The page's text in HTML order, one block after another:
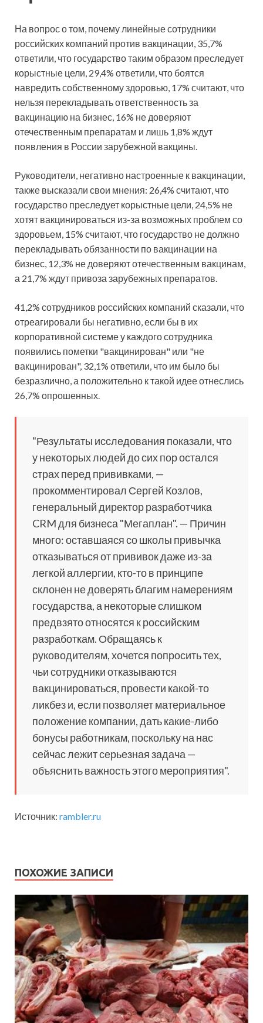
На вопрос о том, почему линейные сотрудники
российских компаний против вакцинации, 35,7%
ответили, что государство таким образом преследует
корыстные цели, 29,4% ответили, что боятся
навредить собственному здоровью, 17% считают, что
нельзя перекладывать ответственность за
вакцинацию на бизнес, 16% не доверяют
отечественным препаратам и лишь 1,8% ждут
появления в России зарубежной вакцины.
Руководители, негативно настроенные к вакцинации,
также высказали свои мнения: 26,4% считают, что
государство преследует корыстные цели, 24,5% не
хотят вакцинироваться из-за возможных проблем со
здоровьем, 15% считают, что государство не должно
перекладывать обязанности по вакцинации на
бизнес, 12,3% не доверяют отечественным вакцинам,
а 21,7% ждут привоза зарубежных препаратов.
41,2% сотрудников российских компаний сказали, что
отреагировали бы негативно, если бы в их
корпоративной системе у каждого сотрудника
появились пометки "вакцинирован" или "не
вакцинирован", 32,1% ответили, что им было бы
безразлично, а положительно к такой идее отнеслись
26,7% опрошенных.
"Результаты исследования показали, что
у некоторых людей до сих пор остался
страх перед прививками, —
прокомментировал Сергей Козлов,
генеральный директор разработчика
CRM для бизнеса "Мегаплан". — Причин
много: оставшаяся со школы привычка
отказываться от прививок даже из-за
легкой аллергии, кто-то в принципе
склонен не доверять благим намерениям
государства, а некоторые слишком
предвзято относятся к российским
разработкам. Обращаясь к
руководителям, хочется попросить тех,
чьи сотрудники отказываются
вакцинироваться, провести какой-то
ликбез и, если позволяет материальное
положение компании, дать какие-либо
бонусы работникам, поскольку на нас
сейчас лежит серьезная задача —
объяснить важность этого мероприятия".
Источник: rambler.ru
ПОХОЖИЕ ЗАПИСИ